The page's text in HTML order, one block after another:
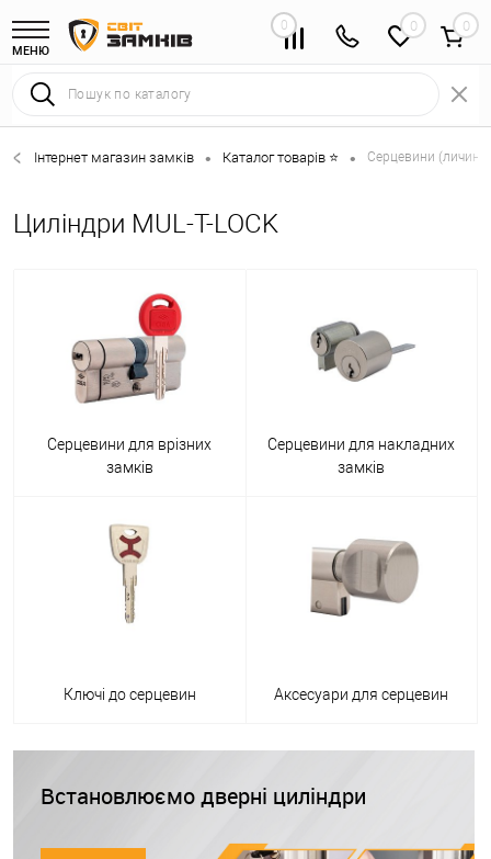
МЕНЮ
0 0
Інтернет магазин замків • Каталог товарів ⭐ • Серцевини
Циліндри MUL-T-LOCK
Серцевини для врізних
замків
Серцевини для накладних
замків
Ключі до серцевин Аксесуари для серцевин
Встановлюємо дверні циліндри